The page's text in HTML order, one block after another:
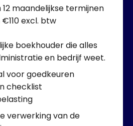
maandelijkse termijnen
excl. btw
boekhouder die alles
en bedrijf weet.
voor goedkeuren
checklist
verwerking van de